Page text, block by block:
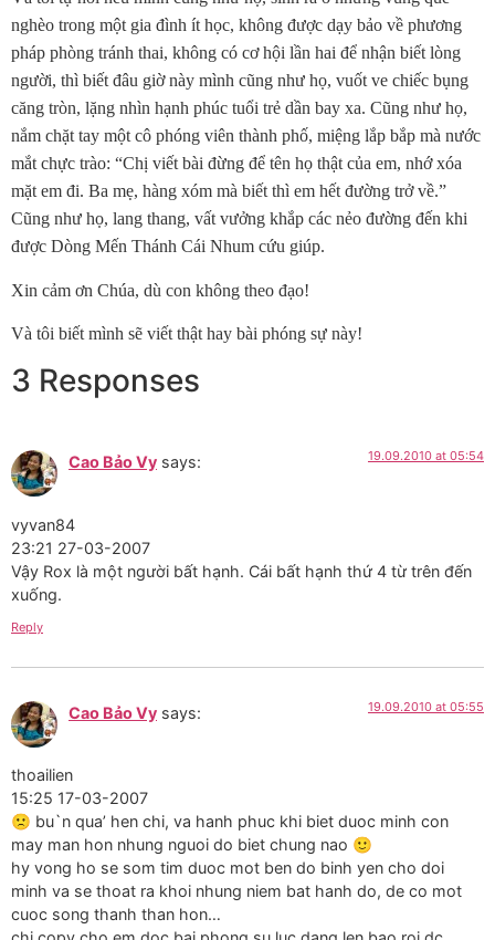
nghèo trong một gia đình ít học, không được dạy bảo về phương
pháp phòng tránh thai, không có cơ hội lần hai để nhận biết lòng
người, thì biết đâu giờ này mình cũng như họ, vuốt ve chiếc bụng
căng tròn, lặng nhìn hạnh phúc tuổi trẻ dần bay xa. Cũng như họ,
nắm chặt tay một cô phóng viên thành phố, miệng lắp bắp mà nước
mắt chực trào: “Chị viết bài đừng để tên họ thật của em, nhớ xóa
mặt em đi. Ba mẹ, hàng xóm mà biết thì em hết đường trở về.”
Cũng như họ, lang thang, vất vưởng khắp các nẻo đường đến khi
được Dòng Mến Thánh Cái Nhum cứu giúp.
Xin cảm ơn Chúa, dù con không theo đạo!
Và tôi biết mình sẽ viết thật hay bài phóng sự này!
3 Responses
Cao Bảo Vy says: 19.09.2010 at 05:54
vyvan84
23:21 27-03-2007
Vậy Rox là một người bất hạnh. Cái bất hạnh thứ 4 từ trên đến
xuống.
Reply
Cao Bảo Vy says: 19.09.2010 at 05:55
thoailien
15:25 17-03-2007
🙁 bu`n qua’ hen chi, va hanh phuc khi biet duoc minh con
may man hon nhung nguoi do biet chung nao 🙂
hy vong ho se som tim duoc mot ben do binh yen cho doi
minh va se thoat ra khoi nhung niem bat hanh do, de co mot
cuoc song thanh than hon…